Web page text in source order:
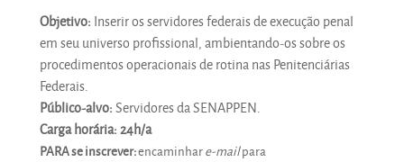
Objetivo: Inserir os servidores federais de execução penal
em seu universo profissional, ambientando-os sobre os
procedimentos operacionais de rotina nas Penitenciárias
Federais.
Público-alvo:Servidores da SENAPPEN.
Carga horária:24h/a
PARA se inscrever:encaminhare-mailpara